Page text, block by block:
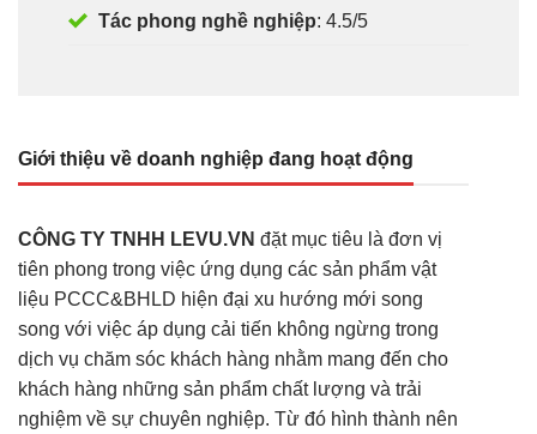
Tác phong nghề nghiệp: 4.5/5
Giới thiệu về doanh nghiệp đang hoạt động
CÔNG TY TNHH LEVU.VN đặt mục tiêu là đơn vị
tiên phong trong việc ứng dụng các sản phẩm vật
liệu PCCC&BHLD hiện đại xu hướng mới song
song với việc áp dụng cải tiến không ngừng trong
dịch vụ chăm sóc khách hàng nhằm mang đến cho
khách hàng những sản phẩm chất lượng và trải
nghiệm về sự chuyên nghiệp. Từ đó hình thành nên